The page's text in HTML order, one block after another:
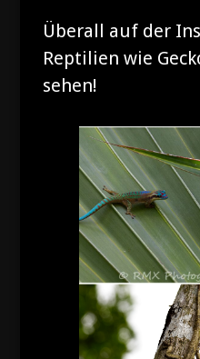
Überall auf der
Reptilien wie
sehen!